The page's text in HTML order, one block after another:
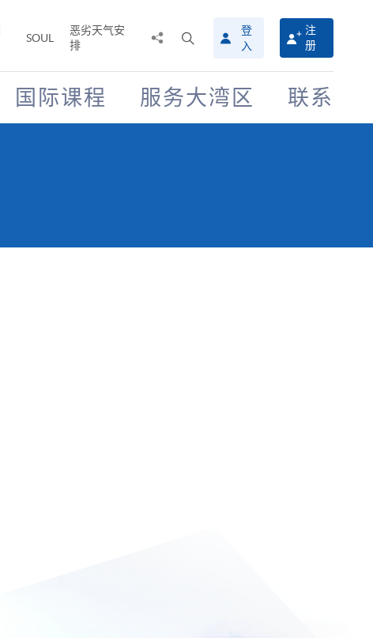
SOUL
恶劣天气安
排
搜
寻
介
面
登
入
注
册
国际课程 服务大湾区 联系